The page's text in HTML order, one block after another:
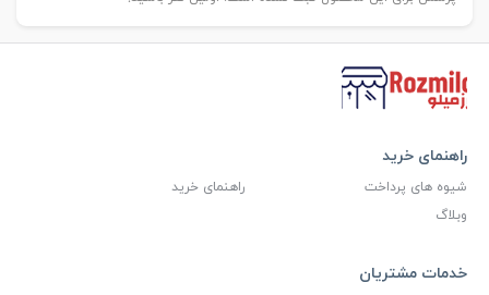
راهنمای خرید
شیوه های پرداخت
راهنمای خرید
وبلاگ
خدمات مشتریان